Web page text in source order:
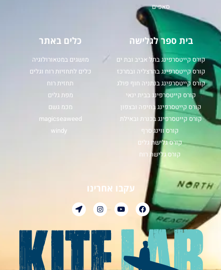
סאפים
בית ספר לגלישה
קורס קייטסרפינג בתל אביב ובת ים
קורס קייטסרפינג בהרצליה ובמרכז
קורס קייטסרפינג בנתניה חוף פולג
קורס קייטסרפינג בבית ינאי
קורס קייטסרפינג בחיפה ובצפון
קורס קייטסרפינג בכנרת ובאילת
קורס ווינג סרף
קורס גלישת גלים
קורס גלישת רוח
כלים באתר
מושגים במטאורולוגיה
כלים לתחזיות רוח וגלים
תחזית רוח
מפת גלים
מכמ גשם
magicseaweed
windy
עקבו אחרינו